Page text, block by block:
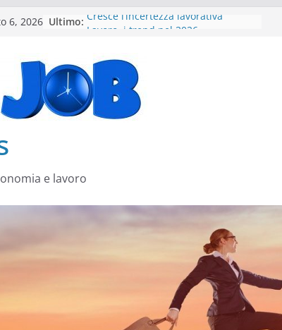
6, 2026 Ultimo: Cresce l’incertezza lavorativa
Il settore energy cambia veste
Servono più sustainability data
architect
e lavoro